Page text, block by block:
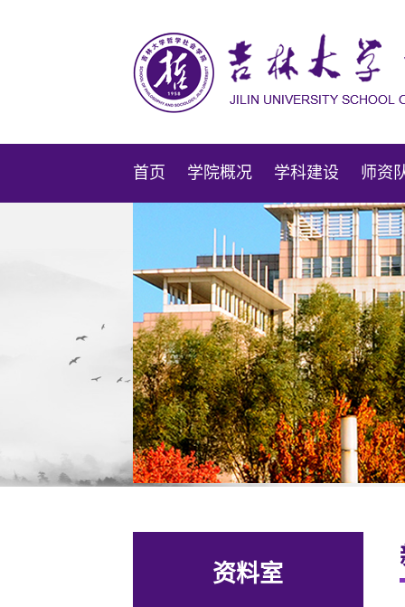
首页 学院概况 学科建设 师资
资料室